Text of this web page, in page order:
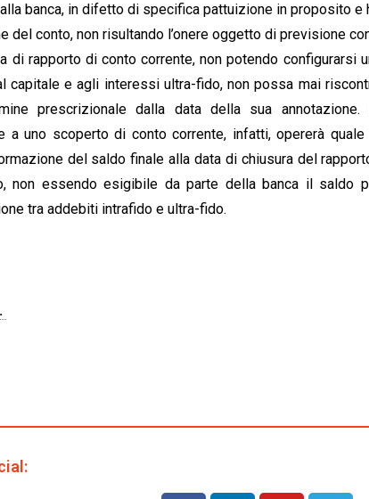
banca, in difetto di specifica pattuizione in proposito
del conto, non risultando l’onere oggetto di previsione
di rapporto di conto corrente, non potendo configurarsi
capitale e agli interessi ultra-fido, non possa mai
prescrizionale dalla data della sua
a uno scoperto di conto corrente, infatti, opererà
del saldo finale alla data di chiusura del
non essendo esigibile da parte della banca il saldo
tra addebiti intrafido e ultra-fido.